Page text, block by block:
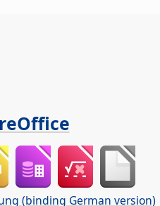
(binding German version)